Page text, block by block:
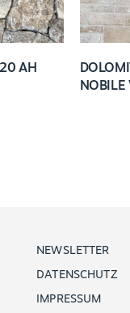
AH
NOBILE
NEWSLETTER
DATENSCHUTZ
IMPRESSUM